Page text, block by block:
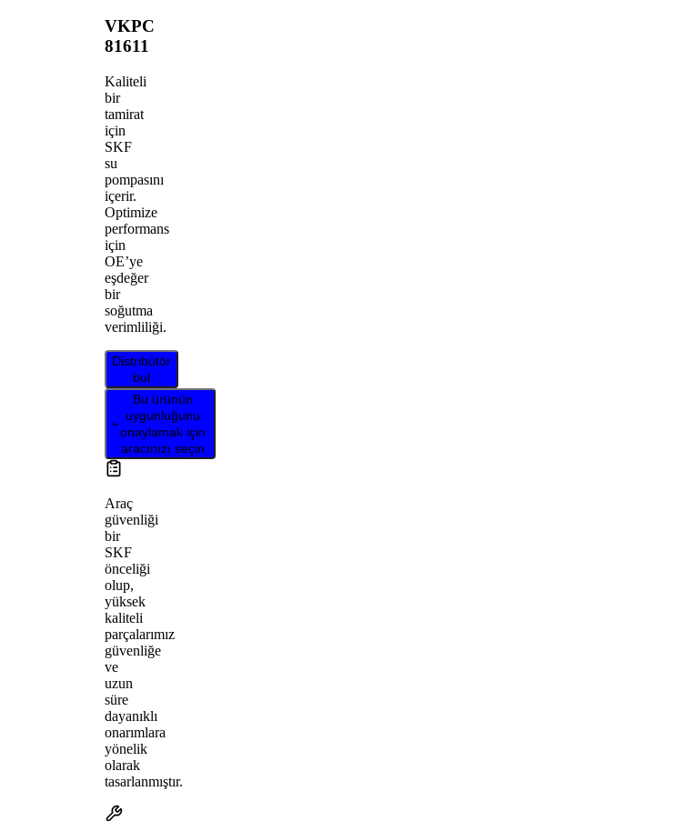
VKPC
81611
Kaliteli
bir
tamirat
için
SKF
su
pompasını
içerir.
Optimize
performans
için
OE’ye
eşdeğer
bir
soğutma
verimliliği.
Distribütör
bul
Bu ürünün
uygunluğunu
onaylamak için
aracınızı seçin
Araç
güvenliği
bir
SKF
önceliği
olup,
yüksek
kaliteli
parçalarımız
güvenliğe
ve
uzun
süre
dayanıklı
onarımlara
yönelik
olarak
tasarlanmıştır.